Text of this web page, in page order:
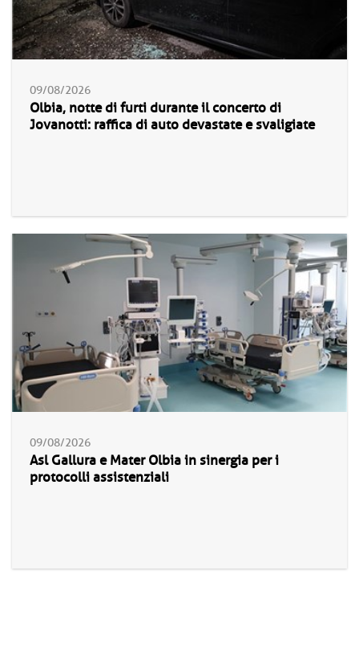
09/08/2026
Olbia, notte di furti durante il concerto di
Jovanotti: raffica di auto devastate e svaligiate
09/08/2026
Asl Gallura e Mater Olbia in sinergia per i
protocolli assistenziali